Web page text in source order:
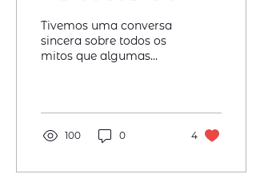
VISTO DE
ESTUDANTE!
Tivemos uma conversa
sincera sobre todos os
mitos que algumas
Visto de...
100 0 4